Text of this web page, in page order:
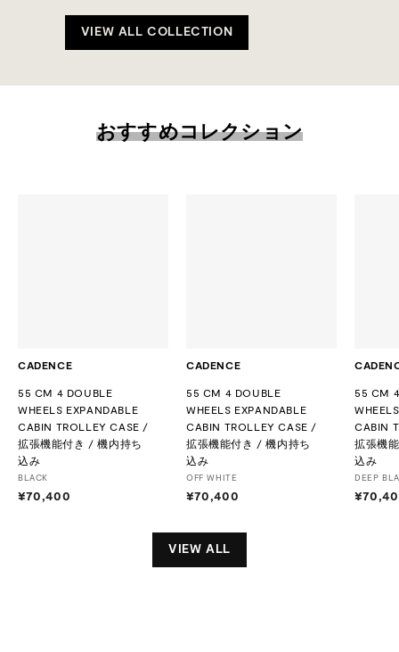
VIEW ALL COLLECTION
おすすめコレクション
CADENCE
55 CM 4 DOUBLE
WHEELS EXPANDABLE
CABIN TROLLEY CASE /
拡張機能付き / 機内持ち
込み
BLACK
¥70,400
CADENCE
55 CM 4 DOUBLE
WHEELS EXPANDABLE
CABIN TROLLEY CASE /
拡張機能付き / 機内持ち
込み
OFF WHITE
¥70,400
0
55 CM
CABIN
拡張機
込み
DEEP
VIEW ALL